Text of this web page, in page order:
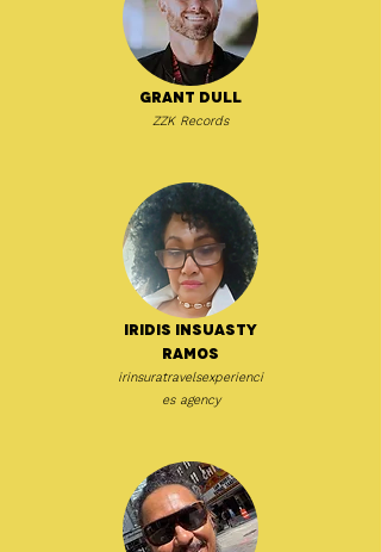
Grant Dull
ZZK Records
Iridis Insuasty
Ramos
irinsuratravelsexperienci
es agency